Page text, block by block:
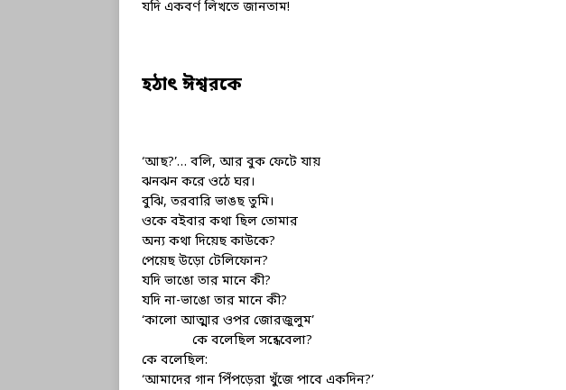
যদি একবর্ণ লিখতে জানতাম!
হঠাৎ ঈশ্বরকে
‘আছ?’… বলি, আর বুক ফেটে যায়
ঝনঝন করে ওঠে ঘর।
বুঝি, তরবারি ভাঙছ তুমি।
ওকে বইবার কথা ছিল তোমার
অন্য কথা দিয়েছ কাউকে?
পেয়েছ উড়ো টেলিফোন?
যদি ভাঙো তার মানে কী?
যদি না-ভাঙো তার মানে কী?
‘কালো আত্মার ওপর জোরজুলুম’
কে বলেছিল সন্ধেবেলা?
কে বলেছিল:
‘আমাদের গান পিঁপড়েরা খুঁজে পাবে একদিন?’